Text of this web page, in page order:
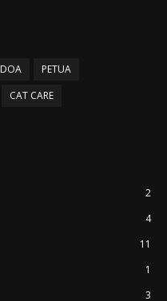
DOA
PETUA
CAT CARE
2
4
11
1
3